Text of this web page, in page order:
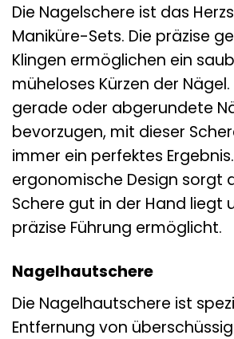
Die Nagelschere ist das
Maniküre-Sets. Die präzise
Klingen ermöglichen ein
müheloses Kürzen der Nägel.
gerade oder abgerundete
bevorzugen, mit dieser
immer ein perfektes
ergonomische Design sorgt
Schere gut in der Hand liegt
präzise Führung ermöglicht.
Nagelhautschere
Die Nagelhautschere ist
Entfernung von